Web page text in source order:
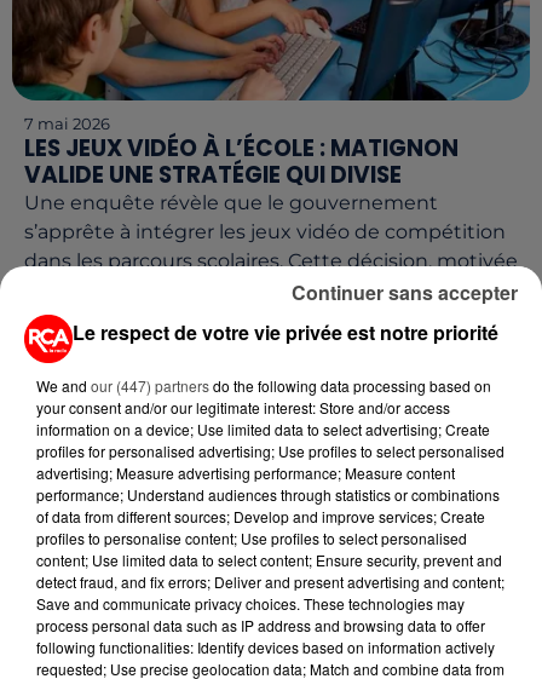
7 mai 2026
LES JEUX VIDÉO À L’ÉCOLE : MATIGNON
VALIDE UNE STRATÉGIE QUI DIVISE
Une enquête révèle que le gouvernement
s’apprête à intégrer les jeux vidéo de compétition
dans les parcours scolaires. Cette décision, motivée
30 avril 2026
POUVOIR D'ACHAT : LE REPAS À 1 € DU
Le respect de votre vie privée est notre priorité
We and our (447) partnersdo the following data processing based on
your consent and/or our legitimate interest: Store and/or access
information on a device; Use limited data to select advertising; Create
profiles for personalised advertising; Use profiles to select personalised
advertising; Measure advertising performance; Measure content
performance; Understand audiences through statistics or combinations
of data from different sources; Develop and improve services; Create
profiles to personalise content; Use profiles to select personalised
content; Use limited data to select content; Ensure security, prevent and
detect fraud, and fix errors; Deliver and present advertising and content;
Save and communicate privacy choices. These technologies may
process personal data such as IP address and browsing data to offer
following functionalities: Identify devices based on information actively
requested; Use precise geolocation data; Match and combine data from
Continuer sans accepter